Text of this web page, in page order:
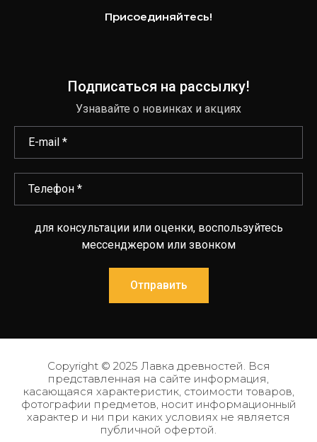
Подписаться на рассылку!
Узнавайте о новинках и акциях
для консультации или оценки, воспользуйтесь
мессенджером или звонком
Отправить
Присоединяйтесь!
Copyright © 2025 Лавка древностей. Вся
представленная на сайте информация,
касающаяся характеристик, стоимости товаров,
фотографии предметов, носит информационный
характер и ни при каких условиях не является
публичной офертой.